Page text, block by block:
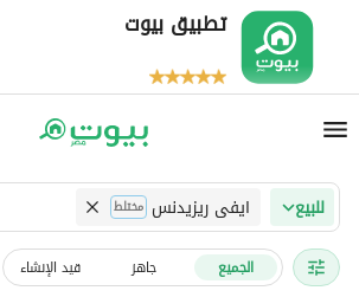
تطبيق بيوت
للبيع ايفى ريزيدنس مختلط
الجميع جاهز قيد الإنشاء